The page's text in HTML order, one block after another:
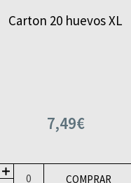
Carton 20 huevos XL
7,49€
COMPRAR